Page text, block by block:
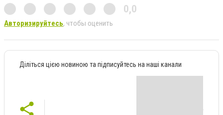
0,0
Авторизируйтесь, чтобы оценить
Діліться цією новиною та підписуйтесь на наші канали